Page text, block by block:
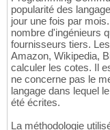
popularité des
jour une fois par
nombre d'ingénieurs
fournisseurs tiers.
Amazon, Wikipedia,
calculer les cotes. Il
ne concerne pas le
langage dans lequel
été écrites.
La méthodologie